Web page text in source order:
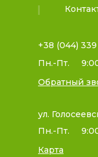
+38 (044)
Пн.-Пт.
Обратный
ул.
Пн.-Пт.
Карта